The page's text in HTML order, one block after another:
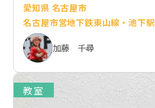
愛知県 名古屋市
名古屋市営地下鉄東山線・池下駅
加藤 千尋
教室